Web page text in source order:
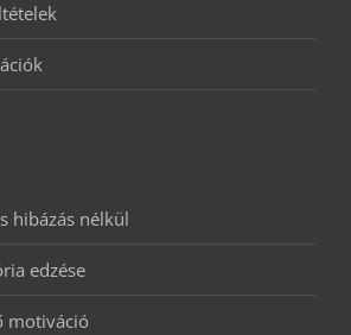
hibázás nélkül
edzése
motiváció